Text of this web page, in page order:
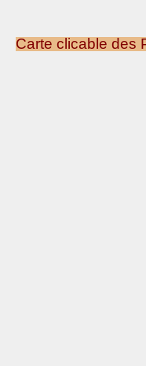
Carte clicable des